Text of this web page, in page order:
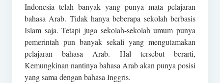
Indonesia telah banyak yang punya mata pelajaran
bahasa Arab. Tidak hanya beberapa sekolah berbasis
Islam saja. Tetapi juga sekolah-sekolah umum punya
pemerintah pun banyak sekali yang mengutamakan
pelajaran bahasa Arab. Hal tersebut berarti,
Kemungkinan nantinya bahasa Arab akan punya posisi
yang sama dengan bahasa Inggris.